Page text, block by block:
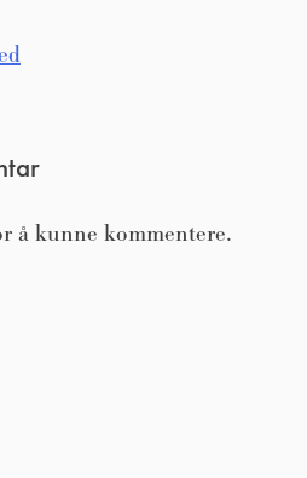
å kunne kommentere.